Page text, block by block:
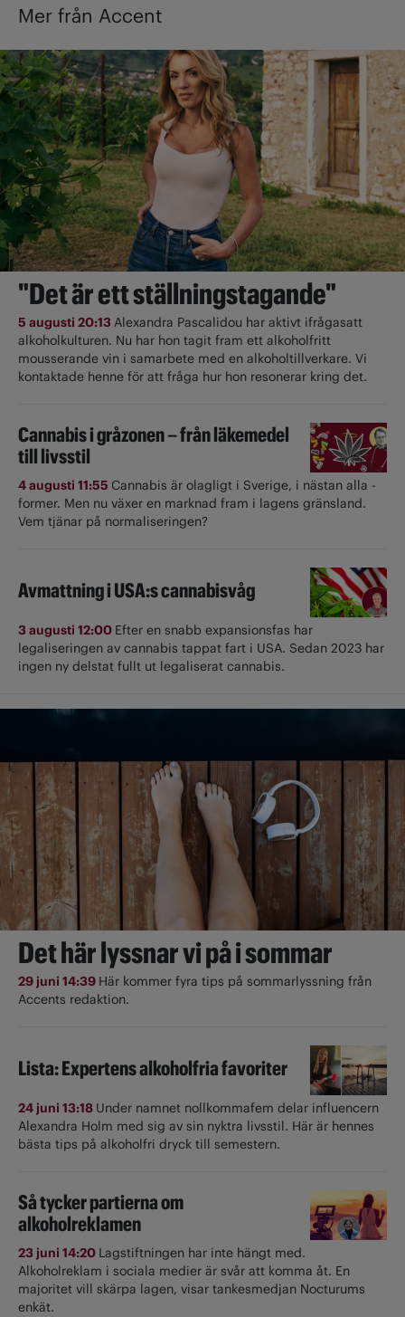
Mer från Accent
"Det är ett ställningstagande"
5 augusti 20:13Alexandra Pascalidou har aktivt ifrågasatt
alkoholkulturen. Nu har hon tagit fram ett alkoholfritt
mousserande vin i samarbete med en alkoholtillverkare. Vi
kontaktade henne för att fråga hur hon resonerar kring det.
Cannabis i gråzonen – från läkemedel
till livsstil
4 augusti 11:55 Cannabis är olagligt i ­Sverige, i nästan alla ­
former. Men nu växer en marknad fram i lagens gränsland.
Vem tjänar på normaliseringen?
Avmattning i USA:s cannabisvåg
3 augusti 12:00 Efter en snabb expansionsfas har
legaliseringen av cannabis tappat fart i USA. Sedan 2023 har
ingen ny delstat fullt ut ­legaliserat cannabis.
Det här lyssnar vi på i sommar
29 juni 14:39 Här kommer fyra tips på sommarlyssning från
Accents redaktion.
Lista: Expertens alkoholfria favoriter
24 juni 13:18 Under namnet nollkommafem delar influencern
Alexandra Holm med sig av sin nyktra livsstil. Här är hennes
bästa tips på alkoholfri dryck till semestern.
Så tycker partierna om
alkoholreklamen
23 juni 14:20 Lagstiftningen har inte hängt med.
Alkoholreklam i sociala medier är svår att komma åt. En
majoritet vill skärpa lagen, visar tankesmedjan Nocturums
enkät.